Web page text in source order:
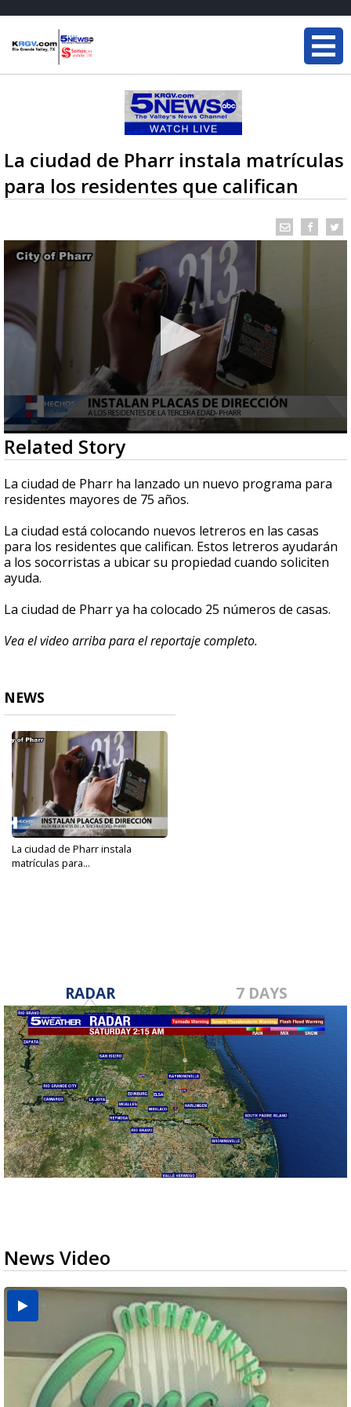
La ciudad de Pharr instala matrículas
para los residentes que califican
0
seconds
of
1
minute,
6
Related Story
La ciudad de Pharr ha lanzado un nuevo programa para
residentes mayores de 75 años.
La ciudad está colocando nuevos letreros en las casas
para los residentes que califican. Estos letreros ayudarán
a los socorristas a ubicar su propiedad cuando soliciten
ayuda.
La ciudad de Pharr ya ha colocado 25 números de casas.
Vea el video arriba para el reportaje completo.
NEWS
La ciudad de Pharr instala
matrículas para...
RADAR 7 DAYS
News Video